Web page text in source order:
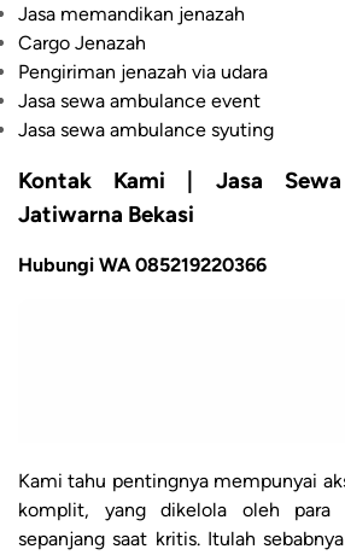
Jasa memandikan jenazah
Cargo Jenazah
Pengiriman jenazah via udara
Jasa sewa ambulance event
Jasa sewa ambulance syuting
Kontak Kami | Jasa
Jatiwarna Bekasi
Hubungi WA 085219220366
Kami tahu pentingnya mempunyai
komplit, yang dikelola oleh para
sepanjang saat kritis. Itulah